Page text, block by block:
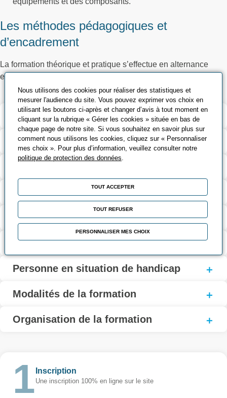
Les méthodes pédagogiques et
d’encadrement
La formation théorique et pratique s’effectue en alternance
entre le centre de formation et l’entreprise.
Validation et certification
Contenu de la formation
Contact
Coût et financement
Modalités d'inscription
Personne en situation de handicap
Modalités de la formation
Organisation de la formation
Inscription
Une inscription 100% en ligne sur le site
Nous utilisons des cookies pour réaliser des statistiques et
mesurer l'audience du site. Vous pouvez exprimer vos choix en
utilisant les boutons ci-après et changer d’avis à tout moment en
cliquant sur la rubrique « Gérer les cookies » située en bas de
chaque page de notre site. Si vous souhaitez en savoir plus sur
comment nous utilisons les cookies, cliquez sur « Personnaliser
mes choix ». Pour plus d’information, veuillez consulter notre
politique de protection des données.
TOUT ACCEPTER
TOUT REFUSER
PERSONNALISER MES CHOIX